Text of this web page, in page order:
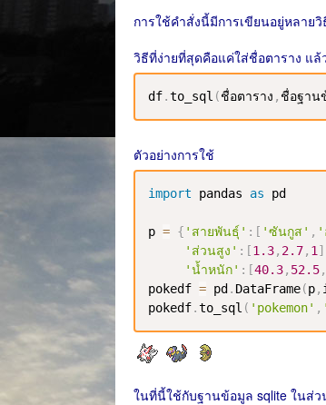
การใช้คำสั่งนี้มีการเขียนอยู่หลาย
วิธีที่ง่ายที่สุดคือแค่ใส่ชื่อตาราง แ
df.to_sql (ชื่อตาราง , ชื่อฐาน
ตัวอย่างการใช้
import pandas as pd
p = { 'สายพันธุ์' : [ 'ซันกูส' , '
'ส่วนสูง' : [1.3, 2.7, 1 ]
'น้ำหนัก' : [40.3, 52.5,
pokedf = pd . DataFrame(p,
pokedf.to_sql ( 'pokemon' ,
ในที่นี้ใช้กับฐานข้อมูล sqlite ในส่